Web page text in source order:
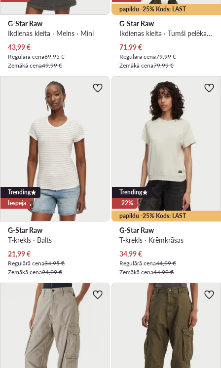
G-Star Raw
Ikdienas kleita · Melns · Mini
Pašreizējā cena
43,99€
Regulārā cena69,95 €
Zemākā cena49,99 €
papildu -25% Kods: LAST
G-Star Raw
Ikdienas kleita · Tumši pelēka · Maxi
Pašreizējā cena
71,99€
Regulārā cena79,99 €
Zemākā cena79,99 €
Trending
Iespēja
G-Star Raw
T-krekls · Balts
Pašreizējā cena
21,99€
Regulārā cena34,95 €
Zemākā cena24,99 €
papildu -25% Kods: LAST
Trending
-22%
G-Star Raw
T-krekls · Krēmkrāsas
Pašreizējā cena
34,99€
Regulārā cena44,99 €
Zemākā cena44,99 €